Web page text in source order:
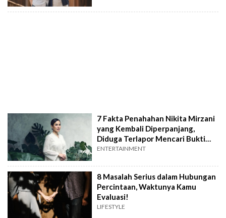
7 Fakta Penahahan Nikita Mirzani
yang Kembali Diperpanjang,
Diduga Terlapor Mencari Bukti
Tambahan
ENTERTAINMENT
8 Masalah Serius dalam Hubungan
Percintaan, Waktunya Kamu
Evaluasi!
LIFESTYLE